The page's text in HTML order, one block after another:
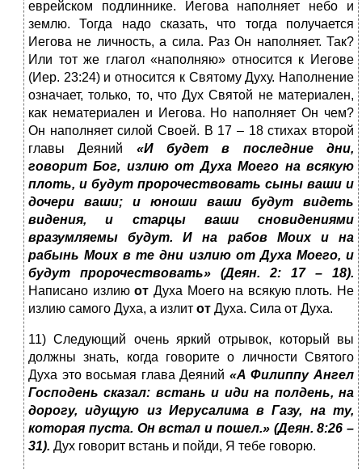
еврейском подлиннике. Иегова наполняет небо и
землю. Тогда надо сказать, что тогда получается
Иегова не личность, а сила. Раз Он наполняет. Так?
Или тот же глагол «наполняю» относится к Иегове
(Иер. 23:24) и относится к Святому Духу. Наполнение
означает, только, то, что Дух Святой не материален,
как нематериален и Иегова. Но наполняет Он чем?
Он наполняет силой Своей. В 17 – 18 стихах второй
главы Деяний «И будет в последние дни,
говорит Бог, излию от Духа Моего на всякую
плоть, и будут пророчествовать сыны ваши и
дочери ваши; и юноши ваши будут видеть
видения, и старцы ваши сновидениями
вразумляемы будут. И на рабов Моих и на
рабынь Моих в те дни излию от Духа Моего, и
будут пророчествовать» (Деян. 2: 17 – 18).
Написано излиюот Духа Моего на всякую плоть. Не
излию самого Духа, а излит от Духа. Сила от Духа.
11) Следующий очень яркий отрывок, который вы
должны знать, когда говорите о личности Святого
Духа это восьмая глава Деяний «А Филиппу Ангел
Господень сказал: встань и иди на полдень, на
дорогу, идущую из Иерусалима в Газу, на ту,
которая пуста. Он встал и пошел.» (Деян. 8:26 –
31). Дух говорит встань и пойди, Я тебе говорю.